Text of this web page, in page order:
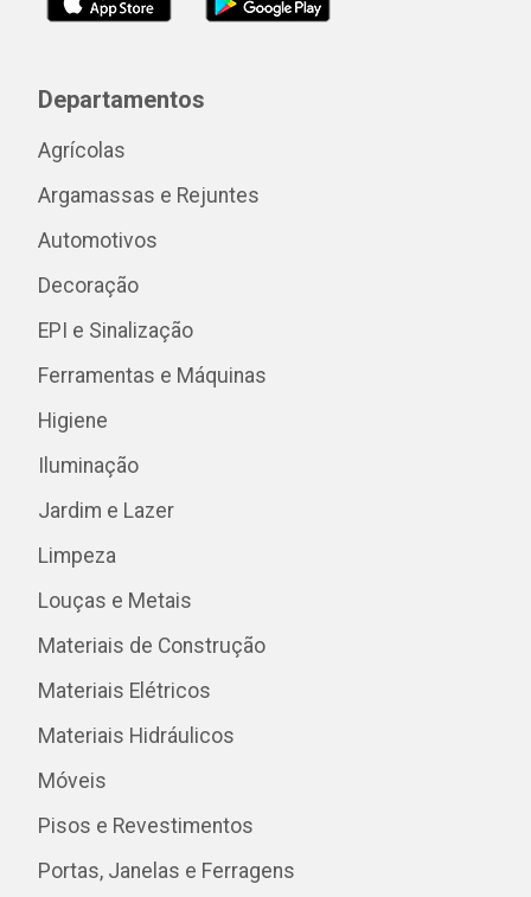
Departamentos
Agrícolas
Argamassas e Rejuntes
Automotivos
Decoração
EPI e Sinalização
Ferramentas e Máquinas
Higiene
Iluminação
Jardim e Lazer
Limpeza
Louças e Metais
Materiais de Construção
Materiais Elétricos
Materiais Hidráulicos
Móveis
Pisos e Revestimentos
Portas, Janelas e Ferragens